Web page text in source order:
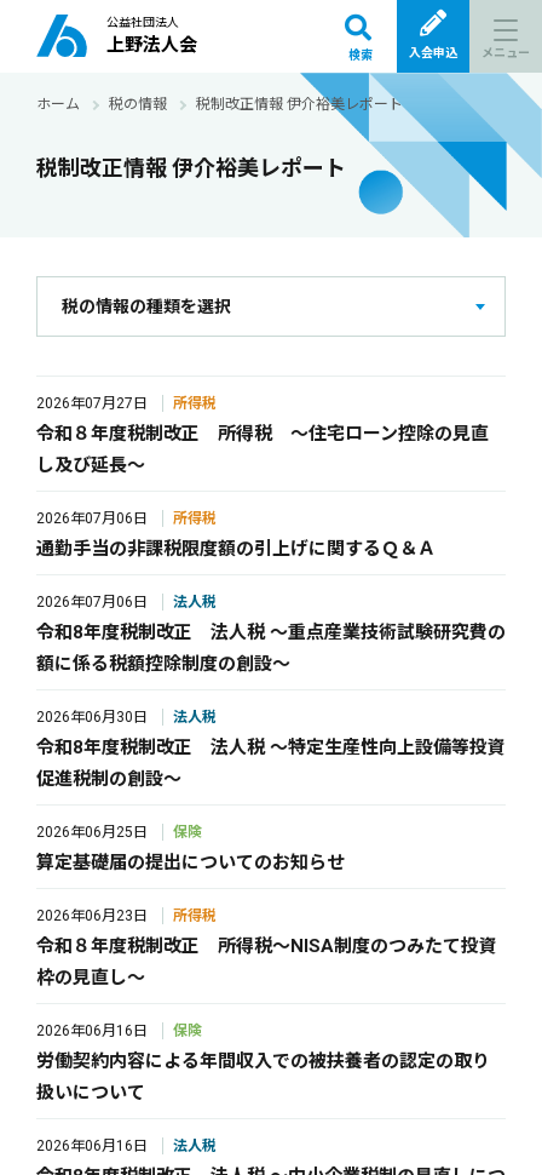
公益社団法人
上野法人会 検索 入会申込 メニュー
ホーム 税の情報 税制改正情報 伊介裕美レポート
税制改正情報 伊介裕美レポート
税の情報の種類を選択
2026年07月27日 所得税
令和８年度税制改正 所得税 ～住宅ローン控除の見直
し及び延長～
2026年07月06日 所得税
通勤手当の非課税限度額の引上げに関するＱ＆Ａ
2026年07月06日 法人税
令和8年度税制改正 法人税 ～重点産業技術試験研究費の
額に係る税額控除制度の創設～
2026年06月30日 法人税
令和8年度税制改正 法人税 ～特定生産性向上設備等投資
促進税制の創設～
2026年06月25日 保険
算定基礎届の提出についてのお知らせ
2026年06月23日 所得税
令和８年度税制改正 所得税～NISA制度のつみたて投資
枠の見直し～
2026年06月16日 保険
労働契約内容による年間収入での被扶養者の認定の取り
扱いについて
2026年06月16日 法人税